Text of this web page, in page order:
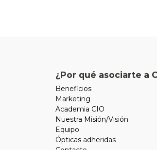
¿Por qué asociarte a
Beneficios
Marketing
Academia CIO
Nuestra Misión/Visión
Equipo
Ópticas adheridas